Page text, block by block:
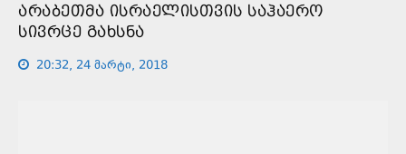
ᲐᲠᲐᲑᲔᲗᲛᲐ ᲘᲡᲠᲐᲔᲚᲘᲡᲗᲕᲘᲡ ᲡᲐᲰᲐᲔᲠᲝ
ᲡᲘᲕᲠᲪᲔ ᲒᲐᲮᲡᲜᲐ
20:32, 24 მარტი, 2018